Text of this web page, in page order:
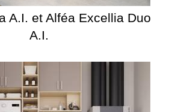
A.I. et Alféa Excellia Duo
A.I.